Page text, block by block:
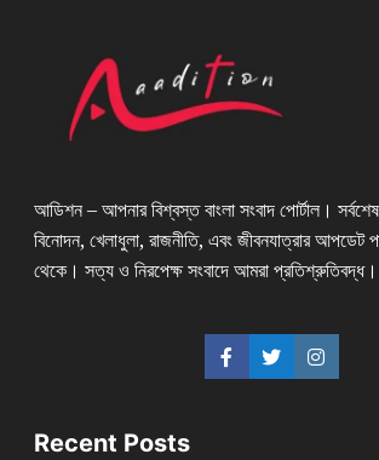
আডিশন – আপনার বিশ্বস্ত বাংলা সংবাদ পোর্টাল।
বিনোদন, খেলাধুলা, রাজনীতি, এবং জীবনযাত্রার আপডেট
থেকে। সত্য ও নিরপেক্ষ সংবাদে আমরা প্রতিশ্রুতিবদ্ধ।
Recent Posts